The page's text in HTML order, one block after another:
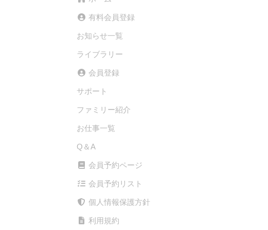
有料会員登録
お知らせ一覧
ライブラリー
会員登録
サポート
ファミリー紹介
お仕事一覧
Q＆A
会員予約ページ
会員予約リスト
個人情報保護方針
利用規約